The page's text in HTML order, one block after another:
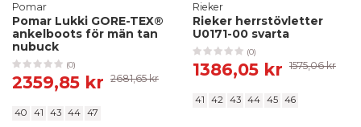
Pomar
Pomar Lukki GORE-TEX®
ankelboots för män tan
nubuck
(0)
2359,85 kr 2681,65 kr
40 41 43 44 47
Rieker
Rieker herrstövletter
U0171-00 svarta
(0)
1386,05 kr 1575,06 kr
41 42 43 44 45 46